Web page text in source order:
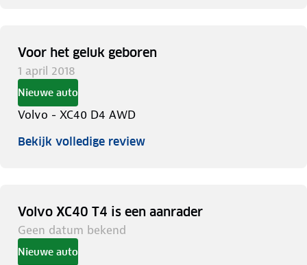
Voor het geluk geboren
1 april 2018
Nieuwe auto
Volvo - XC40 D4 AWD
Bekijk volledige review
Volvo XC40 T4 is een aanrader
Geen datum bekend
Nieuwe auto